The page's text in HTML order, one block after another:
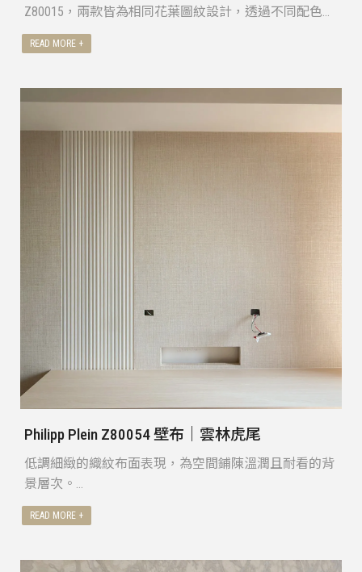
Z80015，兩款皆為相同花葉圖紋設計，透過不同配色變
化，因應空間屬性與使用情境進行搭配。
設計師依照各區域
Philipp Plein Z80054 壁布｜雲林虎尾
低調細緻的織紋布面表現，為空間鋪陳溫潤且耐看的背
景層次。
整體設計以簡約結構為主軸，壁布自然融入木作與家具
配置，使空間在不過度裝飾的情況下，呈現沉穩、舒適